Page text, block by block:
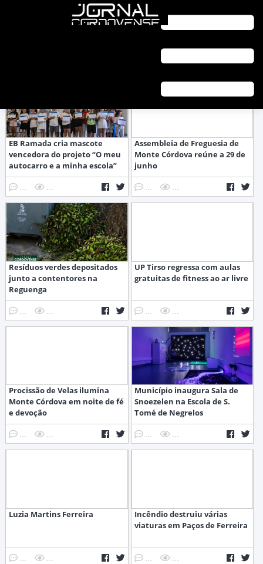
EB Ramada cria mascote
vencedora do projeto “O meu
autocarro e a minha escola”
... ...
Assembleia de Freguesia de
Monte Córdova reúne a 29 de
junho
... ...
Resíduos verdes depositados
junto a contentores na
Reguenga
... ...
UP Tirso regressa com aulas
gratuitas de fitness ao ar livre
... ...
Procissão de Velas ilumina
Monte Córdova em noite de fé
e devoção
... ...
Município inaugura Sala de
Snoezelen na Escola de S.
Tomé de Negrelos
... ...
Luzia Martins Ferreira
... ...
Incêndio destruiu várias
viaturas em Paços de Ferreira
... ...